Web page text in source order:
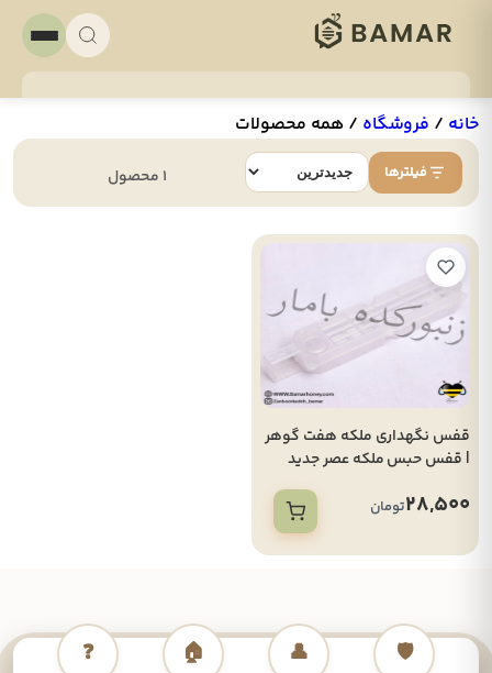
خانه/ فروشگاه/ همه محصولات
فیلترها
قفس نگهداری ملکه هفت گوهر
| قفس حبس ملکه عصر جدید
28,500تومان
🛡️
👤
🏠
❓